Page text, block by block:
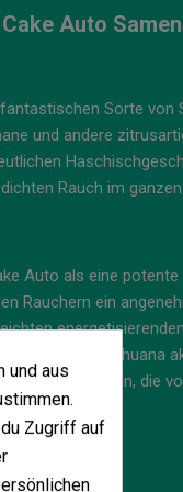
Auto
Sorte von
und andere
Rauch im
Auto als eine
Rauchern ein
diesem Marihuana
Genetik sein, die
und aus
Zugriff auf